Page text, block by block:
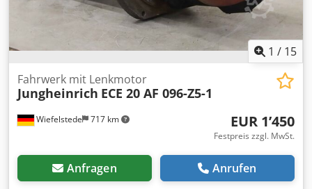
1 / 15
Wiefelstede 717 km
Fahrwerk mit Lenkmotor
Jungheinrich ECE 20 AF 096-Z5-1
EUR 1’450
Festpreis zzgl. MwSt.
Anfragen Anrufen